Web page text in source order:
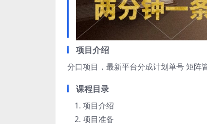
项目介绍
分口项目，最新平台分成计划单号 矩阵
课程目录
项目介绍
项目准备